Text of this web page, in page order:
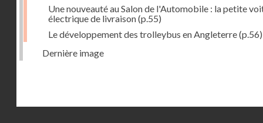
Une nouveauté au Salon de l'Automobile : la petite
électrique de livraison(p.55)
Le développement des trolleybus en Angleterre(p.56)
Dernière image